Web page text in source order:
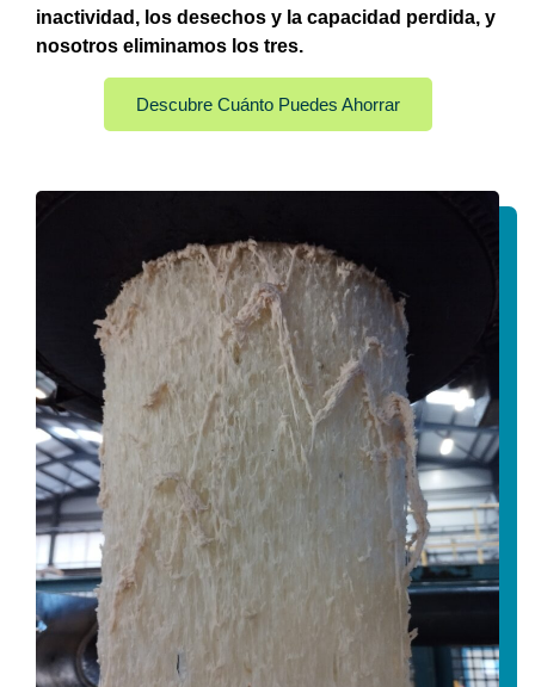
inactividad, los desechos y la capacidad perdida, y
nosotros eliminamos los tres.
Descubre Cuánto Puedes Ahorrar